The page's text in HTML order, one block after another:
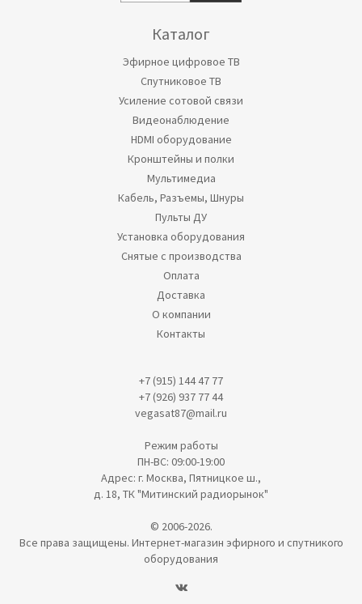
Каталог
Эфирное цифровое ТВ
Спутниковое ТВ
Усиление сотовой связи
Видеонаблюдение
HDMI оборудование
Кронштейны и полки
Мультимедиа
Кабель, Разъемы, Шнуры
Пульты ДУ
Установка оборудования
Снятые с производства
Оплата
Доставка
О компании
Контакты
+7 (915) 144 47 77
+7 (926) 937 77 44
vegasat87@mail.ru
Режим работы
ПН-ВС: 09:00-19:00
Адрес: г. Москва, Пятницкое ш.,
д. 18, ТК "Митинский радиорынок"
© 2006-2026.
Все права защищены. Интернет-магазин эфирного и спутникого
оборудования